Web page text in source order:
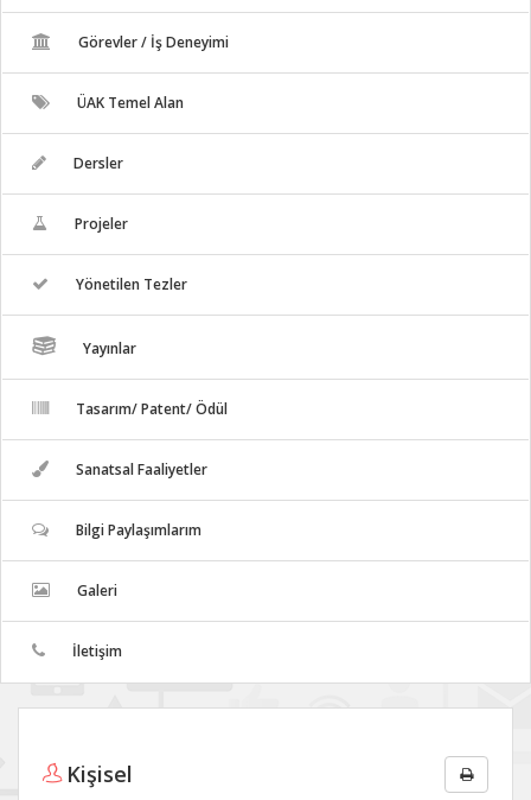
Görevler / İş Deneyimi
ÜAK Temel Alan
Dersler
Projeler
Yönetilen Tezler
Yayınlar
Tasarım/ Patent/ Ödül
Sanatsal Faaliyetler
Bilgi Paylaşımlarım
Galeri
İletişim
Kişisel